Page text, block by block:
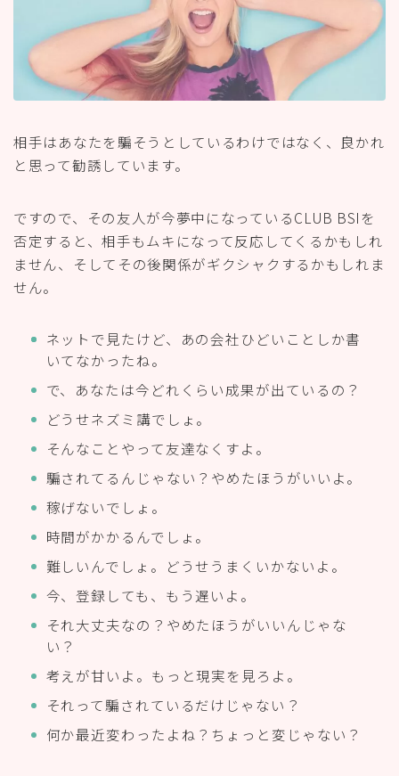
相手はあなたを騙そうとしているわけではなく、良かれ
と思って勧誘しています。
ですので、その友人が今夢中になっているCLUB BSIを
否定すると、相手もムキになって反応してくるかもしれ
ません、そしてその後関係がギクシャクするかもしれま
せん。
ネットで見たけど、あの会社ひどいことしか書
いてなかったね。
で、あなたは今どれくらい成果が出ているの？
どうせネズミ講でしょ。
そんなことやって友達なくすよ。
騙されてるんじゃない？やめたほうがいいよ。
稼げないでしょ。
時間がかかるんでしょ。
難しいんでしょ。どうせうまくいかないよ。
今、登録しても、もう遅いよ。
それ大丈夫なの？やめたほうがいいんじゃな
い？
考えが甘いよ。もっと現実を見ろよ。
それって騙されているだけじゃない？
何か最近変わったよね？ちょっと変じゃない？